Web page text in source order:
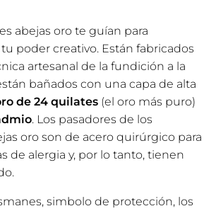
abejas oro te guían para
poder creativo. Están fabricados
artesanal de la fundición a la
bañados con una capa de alta
de 24 quilates (el oro más puro)
. Los pasadores de los
oro son de acero quirúrgico para
de alergia y, por lo tanto, tienen
simbolo de protección, los